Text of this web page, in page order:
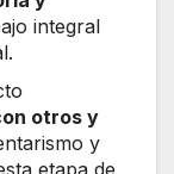
integral
otros y
y